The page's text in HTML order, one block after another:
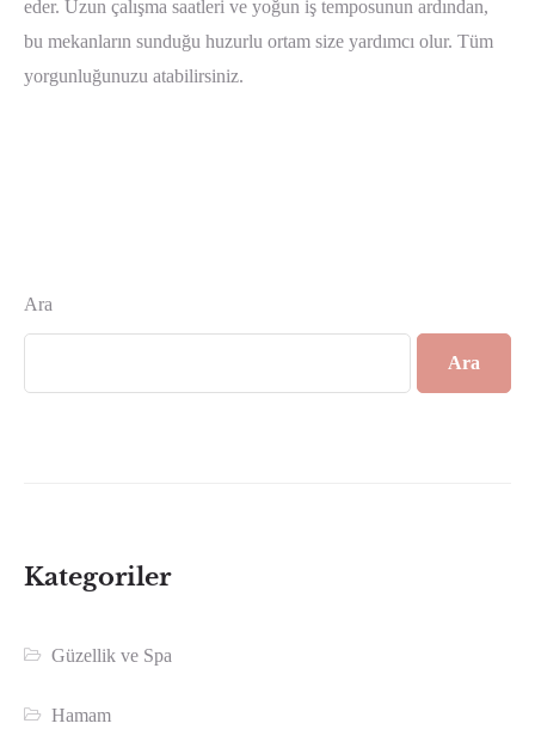
eder. Uzun çalışma saatleri ve yoğun iş temposunun ardından,
bu mekanların sunduğu huzurlu ortam size yardımcı olur. Tüm
yorgunluğunuzu atabilirsiniz.
Ara
Ara
Kategoriler
Güzellik ve Spa
Hamam